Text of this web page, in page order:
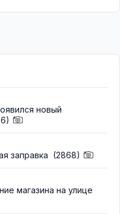
новый
заправка (2868)
магазина на улице